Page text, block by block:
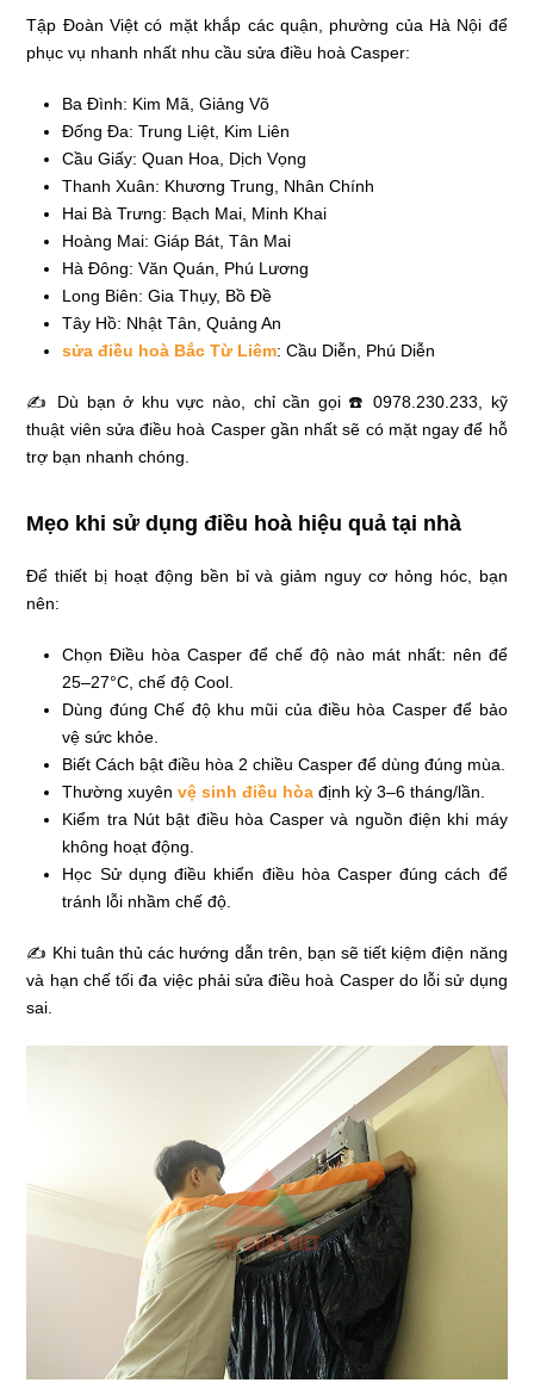
Tập Đoàn Việt có mặt khắp các quận, phường của Hà Nội để
phục vụ nhanh nhất nhu cầu sửa điều hoà Casper:
Ba Đình: Kim Mã, Giảng Võ
Đống Đa: Trung Liệt, Kim Liên
Cầu Giấy: Quan Hoa, Dịch Vọng
Thanh Xuân: Khương Trung, Nhân Chính
Hai Bà Trưng: Bạch Mai, Minh Khai
Hoàng Mai: Giáp Bát, Tân Mai
Hà Đông: Văn Quán, Phú Lương
Long Biên: Gia Thụy, Bồ Đề
Tây Hồ: Nhật Tân, Quảng An
sửa điều hoà Bắc Từ Liêm: Cầu Diễn, Phú Diễn
✍ Dù bạn ở khu vực nào, chỉ cần gọi ☎️ 0978.230.233, kỹ
thuật viên sửa điều hoà Casper gần nhất sẽ có mặt ngay để hỗ
trợ bạn nhanh chóng.
Mẹo khi sử dụng điều hoà hiệu quả tại nhà
Để thiết bị hoạt động bền bỉ và giảm nguy cơ hỏng hóc, bạn
nên:
Chọn Điều hòa Casper để chế độ nào mát nhất: nên để
25–27°C, chế độ Cool.
Dùng đúng Chế độ khu mũi của điều hòa Casper để bảo
vệ sức khỏe.
Biết Cách bật điều hòa 2 chiều Casper để dùng đúng mùa.
Thường xuyênvệ sinh điều hòa định kỳ 3–6 tháng/lần.
Kiểm tra Nút bật điều hòa Casper và nguồn điện khi máy
không hoạt động.
Học Sử dụng điều khiển điều hòa Casper đúng cách để
tránh lỗi nhầm chế độ.
✍ Khi tuân thủ các hướng dẫn trên, bạn sẽ tiết kiệm điện năng
và hạn chế tối đa việc phải sửa điều hoà Casper do lỗi sử dụng
sai.